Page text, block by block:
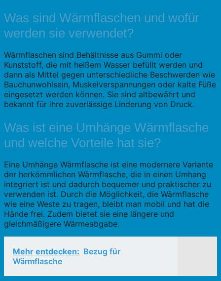
Was sind Wärmflaschen und wofür
werden sie verwendet?
Wärmflaschen sind Behältnisse aus Gummi oder
Kunststoff, die mit heißem Wasser befüllt werden und
dann als Mittel gegen unterschiedliche Beschwerden wie
Bauchunwohlsein, Muskelverspannungen oder kalte Füße
eingesetzt werden können. Sie sind altbewährt und
bekannt für ihre zuverlässige Linderung von Druck.
Was ist eine Umhänge Wärmflasche
und welche Vorteile hat sie?
Eine Umhänge Wärmflasche ist eine modernere Variante
der herkömmlichen Wärmflasche, die in einen Umhang
integriert ist und dadurch bequemer und praktischer zu
verwenden ist. Durch die Möglichkeit, die Wärmflasche
wie eine Weste zu tragen, bleibt man mobil und hat die
Hände frei. Zudem bietet sie eine längere und
gleichmäßigere Wärmeabgabe.
Mehr entdecken: Bezug für
Wärmflasche